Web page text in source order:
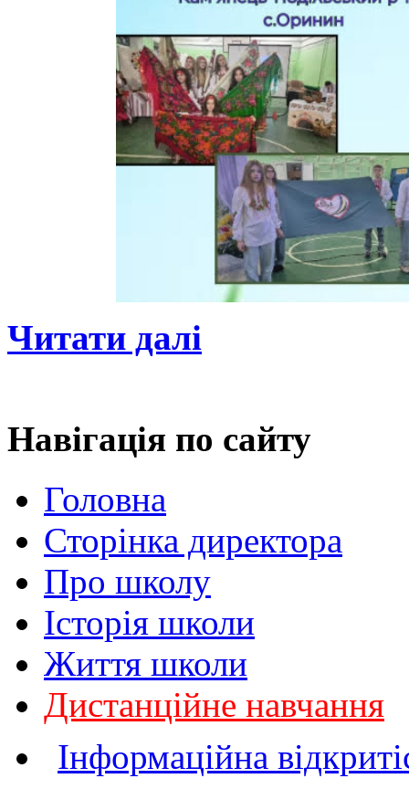
Читати далі
Навігація по сайту
Головна
Сторінка директора
Про школу
Історія школи
Життя школи
Дистанційне навчання
Інформаційна